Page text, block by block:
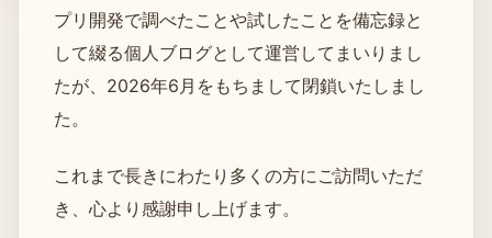
プリ開発で調べたことや試したことを備忘録と
して綴る個人ブログとして運営してまいりまし
たが、2026年6月をもちまして閉鎖いたしまし
た。
これまで長きにわたり多くの方にご訪問いただ
き、心より感謝申し上げます。